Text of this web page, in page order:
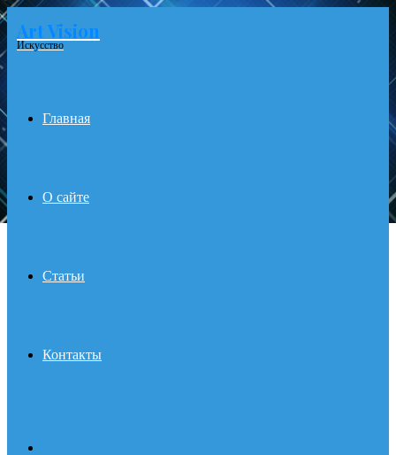
Menu
Art Vision
Искусство
Главная
О сайте
Статьи
Контакты